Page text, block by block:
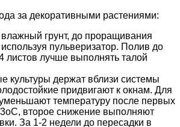
за декоративными растениями:
грунт, до проращивания
пульверизатор. Полив до
листов лучше выполнять талой
культуры держат вблизи системы
придвигают к окнам. Для
температуру после первых
второе снижение выполняют
За 1-2 недели до пересадки в